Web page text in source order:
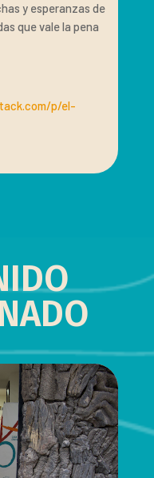
y esperanzas de
que vale la pena
p/el-